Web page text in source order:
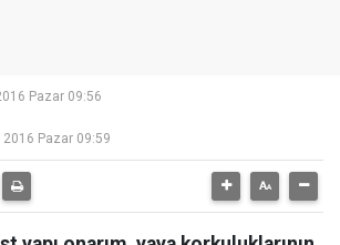
Pazar 09:56
2016 Pazar 09:59